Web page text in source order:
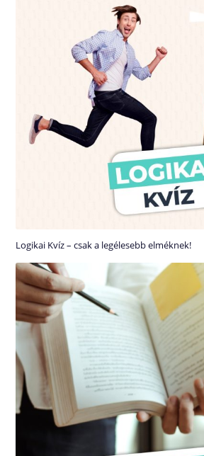
Logikai Kvíz – csak a legélesebb elméknek!